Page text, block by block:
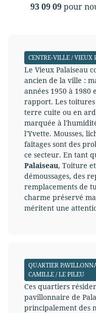
93 09 09pour
CENTRE-VILLE / VIEUX
Le Vieux Palaiseau
ancien de la ville :
années 1950 à 1980
rapport. Les
terre cuite ou en
marquée à
l'Yvette. Mousses,
faîtages sont des
ce secteur. En tant
Palaiseau, Toiture
démoussages, des
remplacements de
charme préservé
méritent une
QUARTIER
CAMILLE / LE PILEU
Ces quartiers
pavillonnaire de
principalement des